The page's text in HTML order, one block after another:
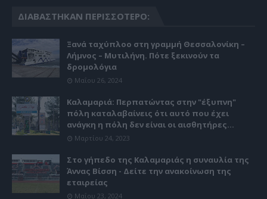
ΔΙΑΒΆΣΤΗΚΑΝ ΠΕΡΙΣΣΌΤΕΡΟ:
Ξανά ταχύπλοο στη γραμμή Θεσσαλονίκη –
Λήμνος – Μυτιλήνη. Πότε ξεκινούν τα
δρομολόγια
Μαΐου 26, 2024
Καλαμαριά: Περπατώντας στην "έξυπνη"
πόλη καταλαβαίνεις ότι αυτό που έχει
ανάγκη η πόλη δεν είναι οι αισθητήρες...
Μαρτίου 24, 2023
Στο γήπεδο της Καλαμαριάς η συναυλία της
Άννας Βίσση - Δείτε την ανακοίνωση της
εταιρείας
Μαΐου 23, 2024